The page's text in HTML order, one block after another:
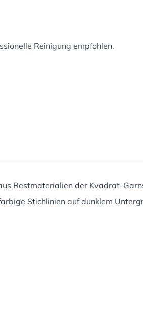
Reinigung empfohlen.
Restmaterialien der Kvadrat-
Stichlinien auf dunklem